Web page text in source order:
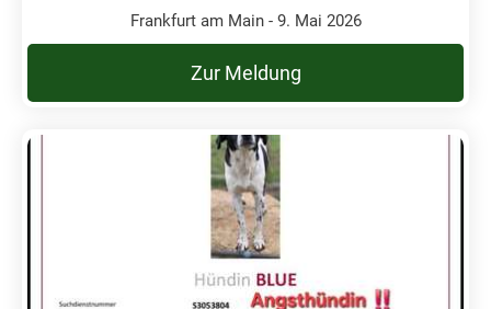
Frankfurt am Main - 9. Mai 2026
Zur Meldung